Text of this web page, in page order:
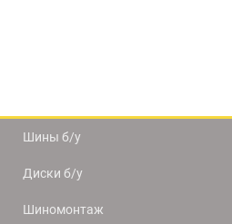
Шины б/у
Диски б/у
Шиномонтаж